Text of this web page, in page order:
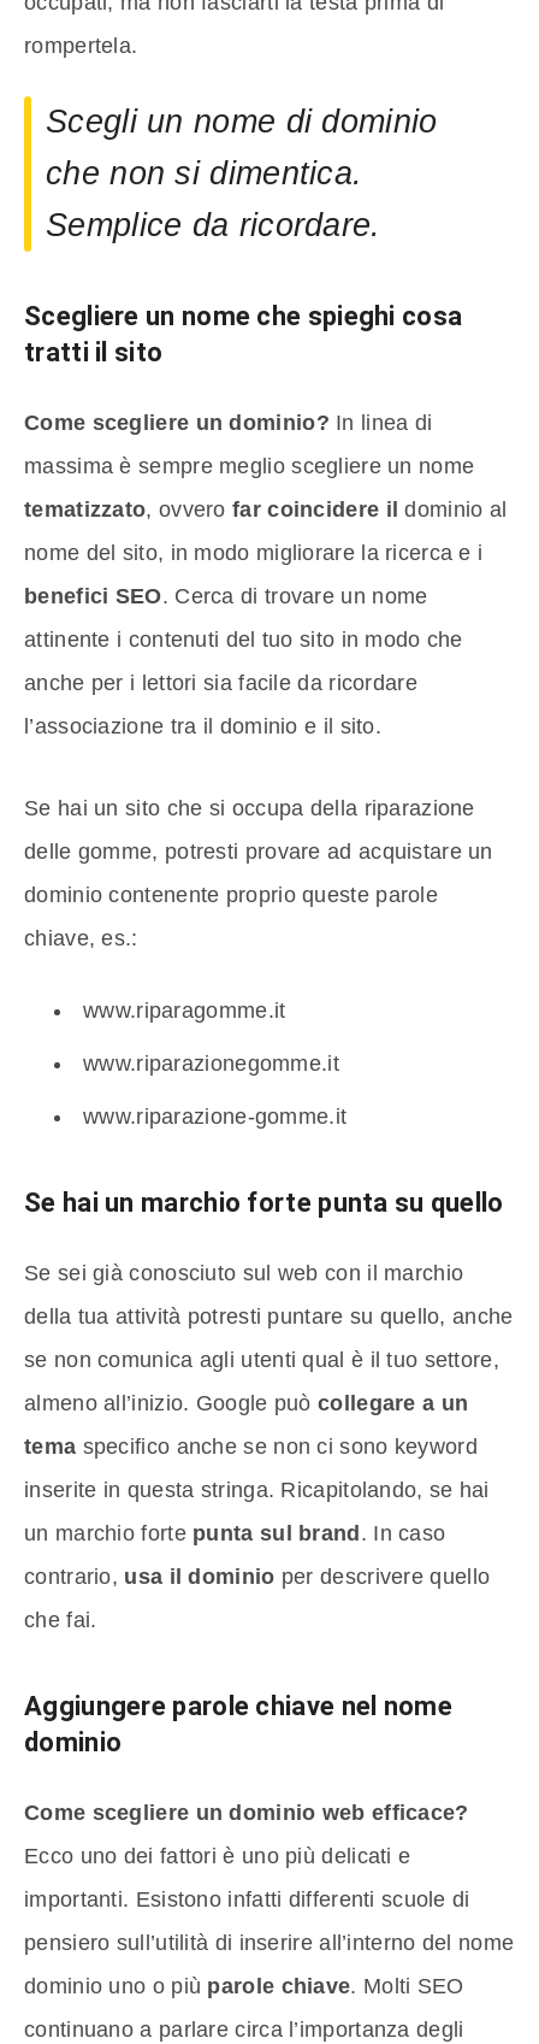
rompertela.
Scegli un nome di dominio
che non si dimentica.
Semplice da ricordare.
Scegliere un nome che spieghi cosa
tratti il sito
Come scegliere un dominio? In linea di
massima è sempre meglio scegliere un nome
tematizzato, ovvero far coincidere ildominio al
nome del sito, in modo migliorare la ricerca e i
benefici SEO. Cerca di trovare un nome
attinente i contenuti del tuo sito in modo che
anche per i lettori sia facile da ricordare
l’associazione tra il dominio e il sito.
Se hai un sito che si occupa della riparazione
delle gomme, potresti provare ad acquistare un
dominio contenente proprio queste parole
chiave, es.:
www.riparagomme.it
www.riparazionegomme.it
www.riparazione-gomme.it
Se hai un marchio forte punta su quello
Se sei già conosciuto sul web con il marchio
della tua attività potresti puntare su quello, anche
se non comunica agli utenti qual è il tuo settore,
almeno all’inizio. Google puòcollegare a un
tema specifico anche se non ci sono keyword
inserite in questa stringa. Ricapitolando, se hai
un marchio fortepunta sul brand . In caso
contrario, usa il dominio per descrivere quello
che fai.
Aggiungere parole chiave nel nome
dominio
Come scegliere un dominio web efficace?
Ecco uno dei fattori è uno più delicati e
importanti. Esistono infatti differenti scuole di
pensiero sull’utilità di inserire all’interno del nome
dominio uno o più parole chiave. Molti SEO
continuano a parlare circa l’importanza degli